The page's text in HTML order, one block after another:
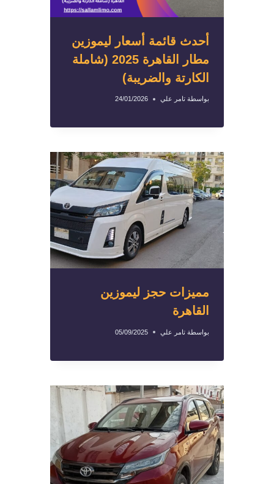
أحدث قائمة أسعار ليموزين
مطار القاهرة 2025 (شاملة
الكارتة والضريبة)
بواسطة تامر علي 24/01/2026
مميزات حجز ليموزين
القاهرة
بواسطة تامر علي 05/09/2025